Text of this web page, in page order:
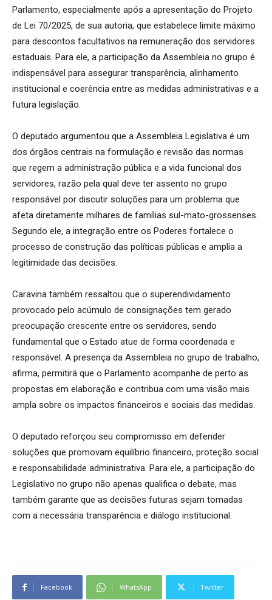
Parlamento, especialmente após a apresentação do Projeto
de Lei 70/2025, de sua autoria, que estabelece limite máximo
para descontos facultativos na remuneração dos servidores
estaduais. Para ele, a participação da Assembleia no grupo é
indispensável para assegurar transparência, alinhamento
institucional e coerência entre as medidas administrativas e a
futura legislação.
O deputado argumentou que a Assembleia Legislativa é um
dos órgãos centrais na formulação e revisão das normas
que regem a administração pública e a vida funcional dos
servidores, razão pela qual deve ter assento no grupo
responsável por discutir soluções para um problema que
afeta diretamente milhares de famílias sul-mato-grossenses.
Segundo ele, a integração entre os Poderes fortalece o
processo de construção das políticas públicas e amplia a
legitimidade das decisões.
Caravina também ressaltou que o superendividamento
provocado pelo acúmulo de consignações tem gerado
preocupação crescente entre os servidores, sendo
fundamental que o Estado atue de forma coordenada e
responsável. A presença da Assembleia no grupo de trabalho,
afirma, permitirá que o Parlamento acompanhe de perto as
propostas em elaboração e contribua com uma visão mais
ampla sobre os impactos financeiros e sociais das medidas.
O deputado reforçou seu compromisso em defender
soluções que promovam equilíbrio financeiro, proteção social
e responsabilidade administrativa. Para ele, a participação do
Legislativo no grupo não apenas qualifica o debate, mas
também garante que as decisões futuras sejam tomadas
com a necessária transparência e diálogo institucional.
Facebook WhatsApp Twitter